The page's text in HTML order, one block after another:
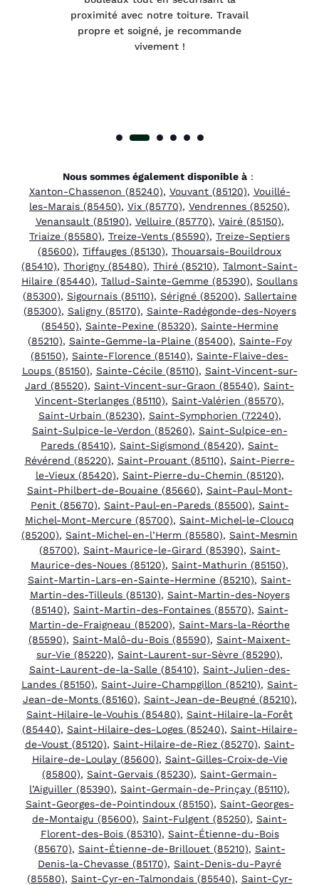
proximité avec notre toiture. Travail
propre et soigné, je recommande
vivement !
Nous sommes également disponible à:
Xanton-Chassenon (85240), Vouvant (85120), Vouillé-
les-Marais (85450), Vix (85770), Vendrennes (85250),
Venansault (85190), Velluire (85770), Vairé (85150),
Triaize (85580), Treize-Vents (85590), Treize-Septiers
(85600), Tiffauges (85130), Thouarsais-Bouildroux
(85410), Thorigny (85480), Thiré (85210), Talmont-Saint-
Hilaire (85440), Tallud-Sainte-Gemme (85390), Soullans
(85300), Sigournais (85110), Sérigné (85200), Sallertaine
(85300), Saligny (85170), Sainte-Radégonde-des-Noyers
(85450), Sainte-Pexine (85320), Sainte-Hermine
(85210), Sainte-Gemme-la-Plaine (85400), Sainte-Foy
(85150), Sainte-Florence (85140), Sainte-Flaive-des-
Loups (85150), Sainte-Cécile (85110), Saint-Vincent-sur-
Jard (85520), Saint-Vincent-sur-Graon (85540), Saint-
Vincent-Sterlanges (85110), Saint-Valérien (85570),
Saint-Urbain (85230), Saint-Symphorien (72240),
Saint-Sulpice-le-Verdon (85260), Saint-Sulpice-en-
Pareds (85410), Saint-Sigismond (85420), Saint-
Révérend (85220), Saint-Prouant (85110), Saint-Pierre-
le-Vieux (85420), Saint-Pierre-du-Chemin (85120),
Saint-Philbert-de-Bouaine (85660), Saint-Paul-Mont-
Penit (85670), Saint-Paul-en-Pareds (85500), Saint-
Michel-Mont-Mercure (85700), Saint-Michel-le-Cloucq
(85200), Saint-Michel-en-l’Herm (85580), Saint-Mesmin
(85700), Saint-Maurice-le-Girard (85390), Saint-
Maurice-des-Noues (85120), Saint-Mathurin (85150),
Saint-Martin-Lars-en-Sainte-Hermine (85210), Saint-
Martin-des-Tilleuls (85130), Saint-Martin-des-Noyers
(85140), Saint-Martin-des-Fontaines (85570), Saint-
Martin-de-Fraigneau (85200), Saint-Mars-la-Réorthe
(85590), Saint-Malô-du-Bois (85590), Saint-Maixent-
sur-Vie (85220), Saint-Laurent-sur-Sèvre (85290),
Saint-Laurent-de-la-Salle (85410), Saint-Julien-des-
Landes (85150), Saint-Juire-Champgillon (85210), Saint-
Jean-de-Monts (85160), Saint-Jean-de-Beugné (85210),
Saint-Hilaire-le-Vouhis (85480), Saint-Hilaire-la-Forêt
(85440), Saint-Hilaire-des-Loges (85240), Saint-Hilaire-
de-Voust (85120), Saint-Hilaire-de-Riez (85270), Saint-
Hilaire-de-Loulay (85600), Saint-Gilles-Croix-de-Vie
(85800), Saint-Gervais (85230), Saint-Germain-
l’Aiguiller (85390), Saint-Germain-de-Prinçay (85110),
Saint-Georges-de-Pointindoux (85150), Saint-Georges-
de-Montaigu (85600), Saint-Fulgent (85250), Saint-
Florent-des-Bois (85310), Saint-Étienne-du-Bois
(85670), Saint-Étienne-de-Brillouet (85210), Saint-
Denis-la-Chevasse (85170), Saint-Denis-du-Payré
(85580), Saint-Cyr-en-Talmondais (85540), Saint-Cyr-